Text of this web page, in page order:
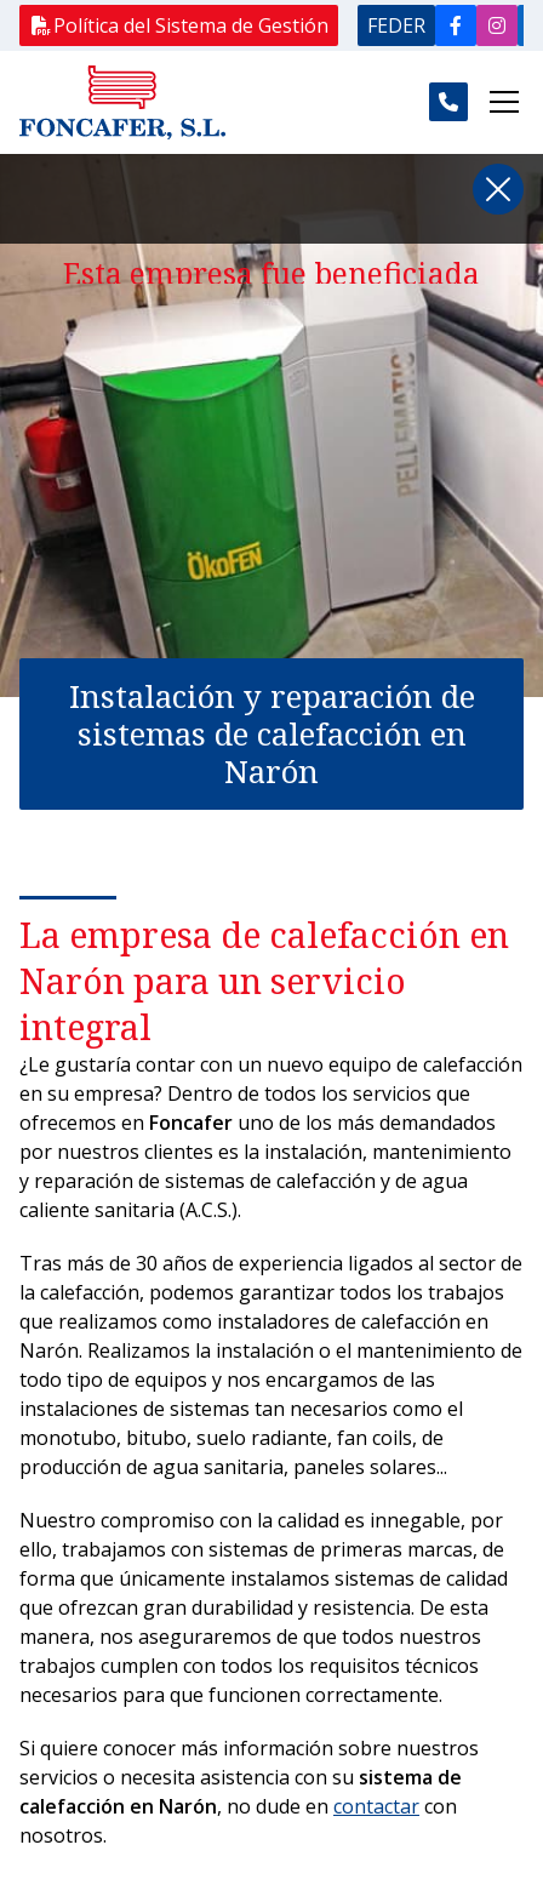
Política del Sistema de Gestión FEDER
Esta empresa fue beneficiada
de una ayuda Re-acciona
Instalación y reparación de
sistemas de calefacción en
Narón
La empresa de calefacción en
Narón para un servicio
integral
¿Le gustaría contar con un nuevo equipo de calefacción
en su empresa? Dentro de todos los servicios que
ofrecemos en Foncafer uno de los más demandados
por nuestros clientes es la instalación, mantenimiento
y reparación de sistemas de calefacción y de agua
caliente sanitaria (A.C.S.).
Tras más de 30 años de experiencia ligados al sector de
la calefacción, podemos garantizar todos los trabajos
que realizamos como instaladores de calefacción en
Narón. Realizamos la instalación o el mantenimiento de
todo tipo de equipos y nos encargamos de las
instalaciones de sistemas tan necesarios como el
monotubo, bitubo, suelo radiante, fan coils, de
producción de agua sanitaria, paneles solares...
Nuestro compromiso con la calidad es innegable, por
ello, trabajamos con sistemas de primeras marcas, de
forma que únicamente instalamos sistemas de calidad
que ofrezcan gran durabilidad y resistencia. De esta
manera, nos aseguraremos de que todos nuestros
trabajos cumplen con todos los requisitos técnicos
necesarios para que funcionen correctamente.
Si quiere conocer más información sobre nuestros
servicios o necesita asistencia con su sistema de
calefacción en Narón, no dude en contactarcon
nosotros.